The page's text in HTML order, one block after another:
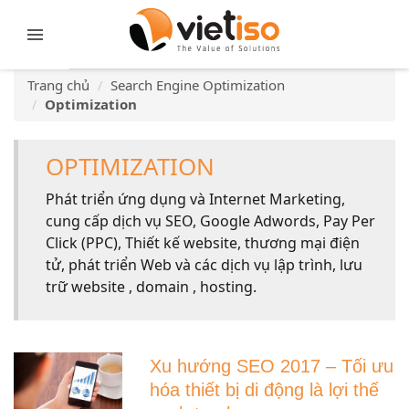
Trang chủ
Search Engine Optimization
Optimization
OPTIMIZATION
Phát triển ứng dụng và Internet Marketing,
cung cấp dịch vụ SEO, Google Adwords, Pay Per
Click (PPC), Thiết kế website, thương mại điện
tử, phát triển Web và các dịch vụ lập trình, lưu
trữ website , domain , hosting.
Xu hướng SEO 2017 – Tối ưu
hóa thiết bị di động là lợi thế